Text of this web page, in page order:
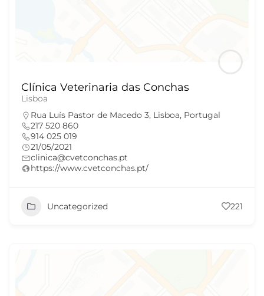
Clínica Veterinaria das Conchas
Lisboa
Rua Luís Pastor de Macedo 3, Lisboa, Portugal
217 520 860
914 025 019
21/05/2021
clinica@cvetconchas.pt
https://www.cvetconchas.pt/
Uncategorized 221